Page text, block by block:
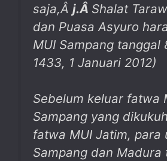
saja,Â j.Â Shalat
dan Puasa Asyuro
MUI Sampang tanggal
1433, 1 Januari 2012)
Sebelum keluar fatwa
Sampang yang
fatwa MUI Jatim, para
Sampang dan Madura